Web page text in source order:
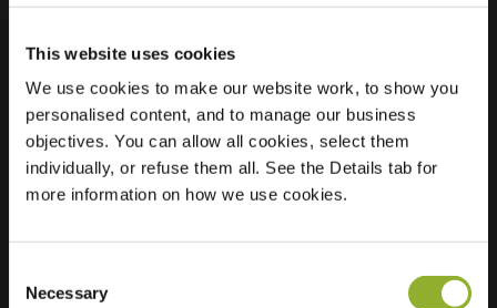
This website uses cookies
We use cookies to make our website work, to show you
personalised content, and to manage our business
objectives. You can allow all cookies, select them
individually, or refuse them all. See the Details tab for
more information on how we use cookies.
Selection
Necessary
Plats
Aristotelesstraat 601
7323 MS Apeldoorn
Nederländerna
Regular Charging 3 of 4 available